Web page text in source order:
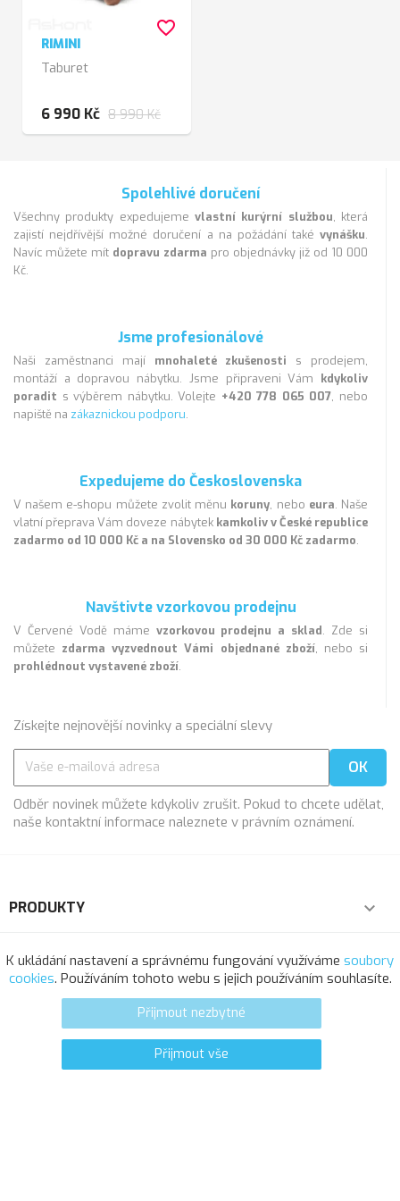
RIMINI
Taburet
6 990 Kč 8 990 Kč
favorite_border
Spolehlivé doručení
Všechny produkty expedujeme vlastní kurýrní službou, která
zajistí nejdřívější možné doručení a na požádání také vynášku.
Navíc můžete mít dopravu zdarma pro objednávky již od 10 000
Kč.
Jsme profesionálové
Naši zaměstnanci mají mnohaleté zkušenosti s prodejem,
montáží a dopravou nábytku. Jsme připraveni Vám kdykoliv
poradit s výběrem nábytku. Volejte +420 778 065 007, nebo
napiště na zákaznickou podporu.
Expedujeme do Československa
V našem e-shopu můžete zvolit měnu koruny, nebo eura. Naše
vlatní přeprava Vám doveze nábytek kamkoliv v České republice
zadarmo od 10 000 Kč a na Slovensko od 30 000 Kč zadarmo.
Navštivte vzorkovou prodejnu
V Červené Vodě máme vzorkovou prodejnu a sklad. Zde si
můžete zdarma vyzvednout Vámi objednané zboží, nebo si
prohlédnout vystavené zboží.
Získejte nejnovější novinky a speciální slevy
Odběr novinek můžete kdykoliv zrušit. Pokud to chcete udělat,
naše kontaktní informace naleznete v právním oznámení.
PRODUKTY 
NAŠE SPOLEČNOST 
VÁŠ ÚČET
INFORMACE O OBCHODU
K ukládání nastavení a správnému fungování využíváme soubory
cookies. Používáním tohoto webu s jejich používáním souhlasíte.
Přijmout nezbytné
Přijmout vše
© 2025 - Softresource, spol. s r.o.